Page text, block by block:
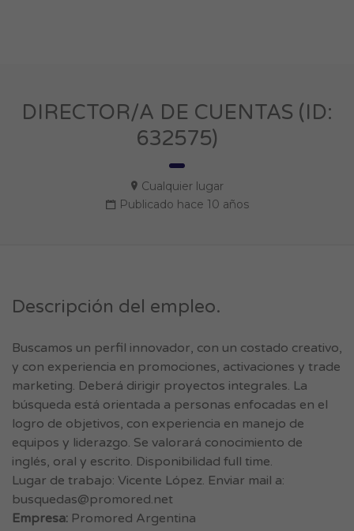
DIRECTOR/A DE CUENTAS (ID:
632575)
Cualquier lugar
Publicado hace 10 años
Descripción del empleo.
Buscamos un perfil innovador, con un costado creativo,
y con experiencia en promociones, activaciones y trade
marketing. Deberá dirigir proyectos integrales. La
búsqueda está orientada a personas enfocadas en el
logro de objetivos, con experiencia en manejo de
equipos y liderazgo. Se valorará conocimiento de
inglés, oral y escrito. Disponibilidad full time.
Lugar de trabajo: Vicente López. Enviar mail a:
busquedas@promored.net
Empresa: Promored Argentina